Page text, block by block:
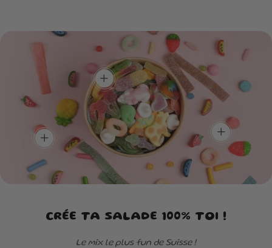
CRÉE TA SALADE 100% TOI !
Le mix le plus fun de Suisse !
add
add
Plein de goûts,
zéro routine !
Un mélange unique pour
découvrir de nouvelles
saveurs à chaque
bouchée.
add
couleurs, un max
de saveurs !
Une box aussi belle à
regarder que délicieuse à
dévorer.